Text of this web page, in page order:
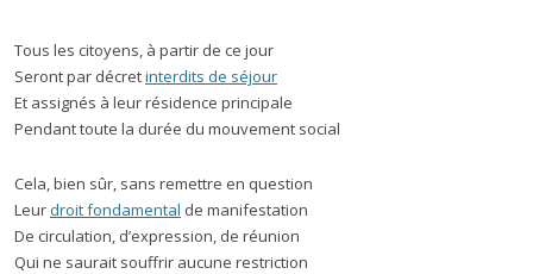
Tous les citoyens, à partir de ce jour
Seront par décretinterdits de séjour
Et assignés à leur résidence principale
Pendant toute la durée du mouvement social
Cela, bien sûr, sans remettre en question
Leurdroit fondamental de manifestation
De circulation, d’expression, de réunion
Qui ne saurait souffrir aucune restriction